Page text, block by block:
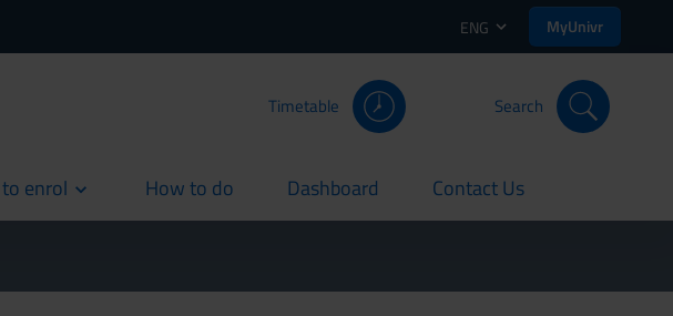
ENG MyUnivr
Timetable Search
enrol How to do
current Dashboard
current Contact Us
current